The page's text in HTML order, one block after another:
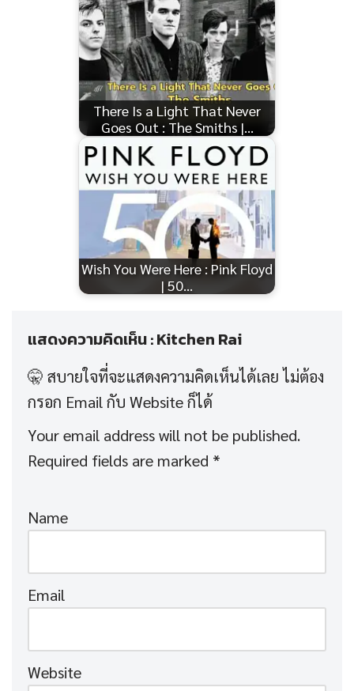
There Is a Light That Never
Goes Out : The Smiths |…
Wish You Were Here : Pink Floyd
| 50…
แสดงความคิดเห็น : Kitchen Rai
Your email address will not be published.
Required fields are marked *
Name
Email
Website